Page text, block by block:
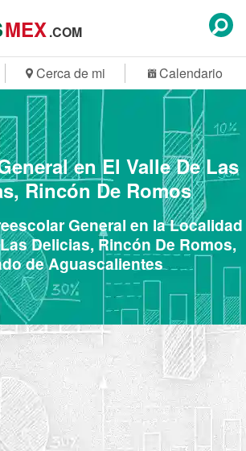
MEX.COM
Cerca de mi Calendario
en El Valle De Las
Rincón De Romos
General en la Localidad
Delicias, Rincón De Romos,
de Aguascalientes